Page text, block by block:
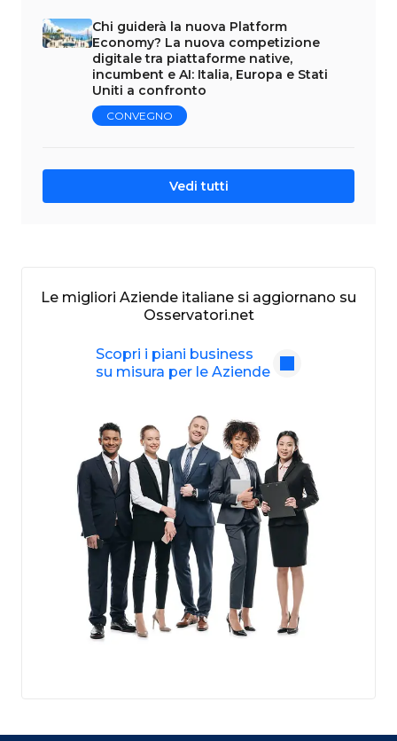
Chi guiderà la nuova Platform
Economy? La nuova competizione
digitale tra piattaforme native,
incumbent e AI: Italia, Europa e Stati
Uniti a confronto
CONVEGNO
Vedi tutti
Le migliori Aziende italiane si aggiornano su
Osservatori.net
Scopri i piani business
su misura per le Aziende